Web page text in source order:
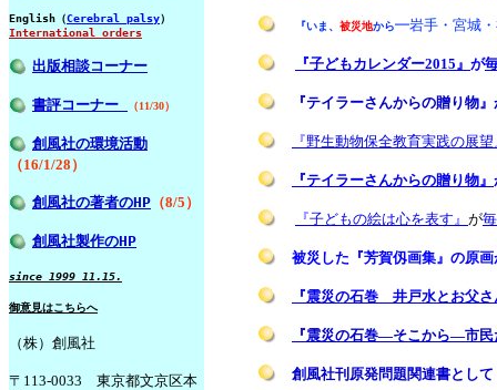
English（Cerebral palsy）
International orders
出版相談コーナー
書評コーナー （11/30）
創風社の環境活動
（16/1/28）
創風社の著者のHP （8/5）
創風社製作のHP
since 1999 11.15.
御意見はこちらへ
（株）創風社
〒113-0033 東京都文京区本
『いま、 被災地から━岩手・宮城・
『子どもカレンダー2015』 が
『テイラーさんからの贈り物
『野生動物保全教育実践の展望
『テイラーさんからの贈り物』
『子どもの絵は心を表す』 が
被災した『芳賀仭画集』の原
『震災の石巻 井戸水とお父さ
『震災の石巻―そこから―市民
創風社刊原発問題関連書とし